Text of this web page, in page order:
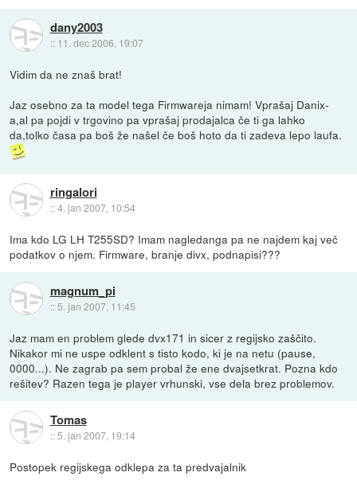
dany2003
:: 11. dec 2006, 19:07
Vidim da ne znaš brat!
Jaz osebno za ta model tega Firmwareja nimam! Vprašaj Danix-
a,al pa pojdi v trgovino pa vprašaj prodajalca če ti ga lahko
da,tolko časa pa boš že našel če boš hoto da ti zadeva lepo laufa.
ringalori
::4. jan 2007, 10:54
Ima kdo LG LH T255SD? Imam nagledanga pa ne najdem kaj več
podatkov o njem. Firmware, branje divx, podnapisi???
magnum_pi
:: 5. jan 2007, 11:45
Jaz mam en problem glede dvx171 in sicer z regijsko zaščito.
Nikakor mi ne uspe odklent s tisto kodo, ki je na netu (pause,
0000...). Ne zagrab pa sem probal že ene dvajsetkrat. Pozna kdo
rešitev? Razen tega je player vrhunski, vse dela brez problemov.
Tomas
::5. jan 2007, 19:14
Postopek regijskega odklepa za ta predvajalnik